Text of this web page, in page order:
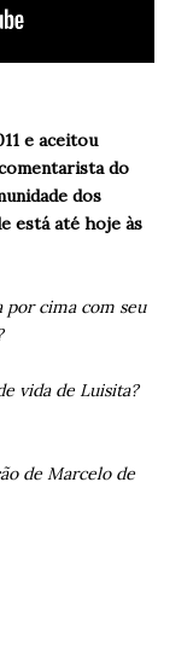
e aceitou
do
dos
está até hoje às
por cima com seu
vida de Luisita?
de Marcelo de